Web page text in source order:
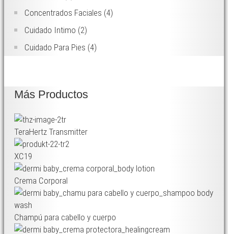
Concentrados Faciales (4)
Cuidado Intimo (2)
Cuidado Para Pies (4)
Más Productos
TeraHertz Transmitter
XC19
Crema Corporal
Champú para cabello y cuerpo